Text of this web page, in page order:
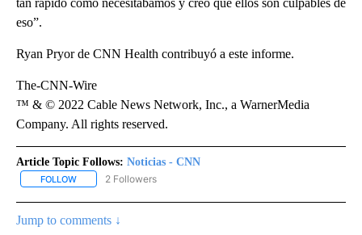
eso”.
Ryan Pryor de CNN Health contribuyó a este informe.
The-CNN-Wire
™ & © 2022 Cable News Network, Inc., a WarnerMedia
Company. All rights reserved.
Article Topic Follows: Noticias - CNN
FOLLOW FOLLOW "NOTICIAS - CNN" TO RECEIVE NOTIFICATIONS ABOUT
2 Followers
Jump to comments ↓